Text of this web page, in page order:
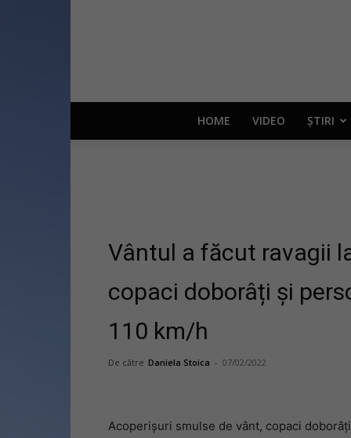
HOME VIDEO ȘTIRI
Vântul a făcut ravagii
copaci doborâți și
110 km/h
De către Daniela Stoica - 07/02/2022
Acoperișuri smulse de vânt, copaci